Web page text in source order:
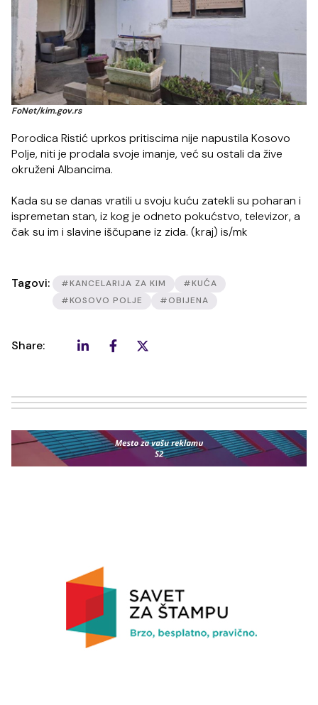
FoNet/kim.gov.rs
Porodica Ristić uprkos pritiscima nije napustila Kosovo
Polje, niti je prodala svoje imanje, već su ostali da žive
okruženi Albancima.
Kada su se danas vratili u svoju kuću zatekli su poharan i
ispremetan stan, iz kog je odneto pokućstvo, televizor, a
čak su im i slavine iščupane iz zida. (kraj) is/mk
Tagovi: #KANCELARIJA ZA KIM
#KUĆA
#KOSOVO POLJE
#OBIJENA
Share: